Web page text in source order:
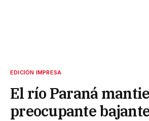
EDICIÓN IMPRESA
El río Paraná
preocupante